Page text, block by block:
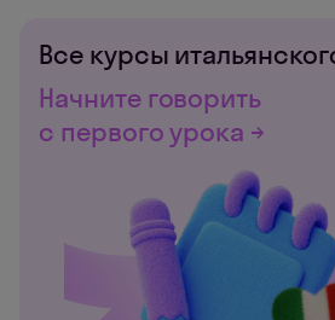
Все курсы
Начните говорить
с первого урока →